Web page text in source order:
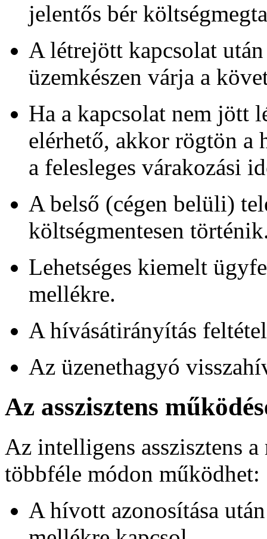
jelentős bér
A létrejött kapcsolat
üzemkészen várja a
Ha a kapcsolat nem jött
elérhető, akkor rögtön a
a felesleges várakozási
A belső (cégen belüli)
költségmentesen
Lehetséges kiemelt
mellékre.
A hívásátirányítás
Az üzenethagyó
Az asszisztens
Az intelligens asszisztens
többféle módon működhet:
A hívott azonosítása